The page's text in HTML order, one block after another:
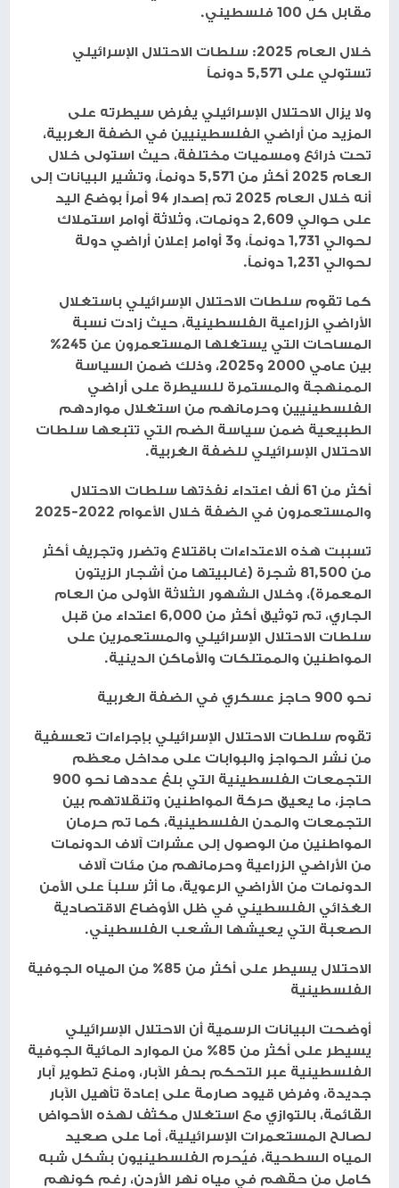
مقابل كل 100 فلسطيني.
خلال العام 2025: سلطات الاحتلال الإسرائيلي
تستولي على 5,571 دونماً
ولا يزال الاحتلال الإسرائيلي يفرض سيطرته على
المزيد من أراضي الفلسطينيين في الضفة الغربية،
تحت ذرائع ومسميات مختلفة، حيث استولى خلال
العام 2025 أكثر من 5,571 دونماً، وتشير البيانات إلى
أنه خلال العام 2025 تم إصدار 94 أمراً بوضع اليد
على حوالي 2,609 دونمات، وثلاثة أوامر استملاك
لحوالي 1,731 دونماً، و3 أوامر إعلان أراضي دولة
لحوالي 1,231 دونماً.
كما تقوم سلطات الاحتلال الإسرائيلي باستغلال
الأراضي الزراعية الفلسطينية، حيث زادت نسبة
المساحات التي يستغلها المستعمرون عن 245%
بين عامي 2000 و2025، وذلك ضمن السياسة
الممنهجة والمستمرة للسيطرة على أراضي
الفلسطينيين وحرمانهم من استغلال مواردهم
الطبيعية ضمن سياسة الضم التي تتبعها سلطات
الاحتلال الإسرائيلي للضفة الغربية.
أكثر من 61 ألف اعتداء نفذتها سلطات الاحتلال
والمستعمرون في الضفة خلال الأعوام 2022-2025
تسببت هذه الاعتداءات باقتلاع وتضرر وتجريف أكثر
من 81,500 شجرة (غالبيتها من أشجار الزيتون
المعمرة)، وخلال الشهور الثلاثة الأولى من العام
الجاري، تم توثيق أكثر من 6,000 اعتداء من قبل
سلطات الاحتلال الإسرائيلي والمستعمرين على
المواطنين والممتلكات والأماكن الدينية.
نحو 900 حاجز عسكري في الضفة الغربية
تقوم سلطات الاحتلال الإسرائيلي بإجراءات تعسفية
من نشر الحواجز والبوابات على مداخل معظم
التجمعات الفلسطينية التي بلغ عددها نحو 900
حاجز، ما يعيق حركة المواطنين وتنقلاتهم بين
التجمعات والمدن الفلسطينية، كما تم حرمان
المواطنين من الوصول إلى عشرات آلاف الدونمات
من الأراضي الزراعية وحرمانهم من مئات آلاف
الدونمات من الأراضي الرعوية، ما أثر سلباً على الأمن
الغذائي الفلسطيني في ظل الأوضاع الاقتصادية
الصعبة التي يعيشها الشعب الفلسطيني.
الاحتلال يسيطر على أكثر من 85% من المياه الجوفية
الفلسطينية
أوضحت البيانات الرسمية أن الاحتلال الإسرائيلي
يسيطر على أكثر من 85% من الموارد المائية الجوفية
الفلسطينية عبر التحكم بحفر الآبار، ومنع تطوير آبار
جديدة، وفرض قيود صارمة على إعادة تأهيل الآبار
القائمة، بالتوازي مع استغلال مكثف لهذه الأحواض
لصالح المستعمرات الإسرائيلية، أما على صعيد
المياه السطحية، فيُحرم الفلسطينيون بشكل شبه
كامل من حقهم في مياه نهر الأردن، رغم كونهم